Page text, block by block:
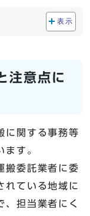
表示
注意点に
に関する事務等
す。
搬委託業者に委
れている地域に
、担当業者にく